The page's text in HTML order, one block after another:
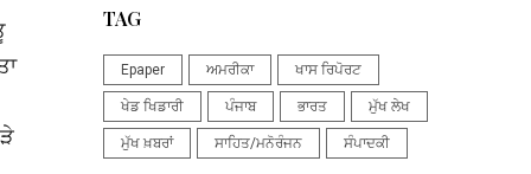
TAG
Epaper ਅਮਰੀਕਾ ਖਾਸ ਰਿਪੋਰਟ
ਖੇਡ ਖਿਡਾਰੀ ਪੰਜਾਬ ਭਾਰਤ ਮੁੱਖ ਲੇਖ
ਮੁੱਖ ਖ਼ਬਰਾਂ ਸਾਹਿਤ/ਮਨੋਰੰਜਨ ਸੰਪਾਦਕੀ